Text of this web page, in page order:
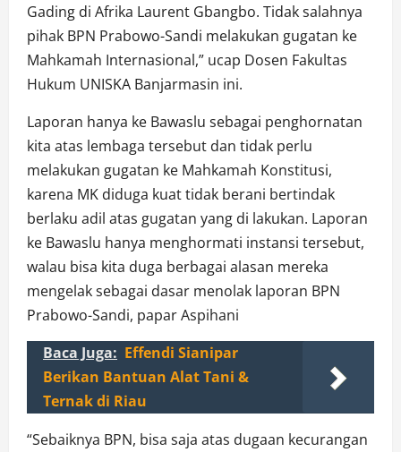
Gading di Afrika Laurent Gbangbo. Tidak salahnya
pihak BPN Prabowo-Sandi melakukan gugatan ke
Mahkamah Internasional,” ucap Dosen Fakultas
Hukum UNISKA Banjarmasin ini.
Laporan hanya ke Bawaslu sebagai penghornatan
kita atas lembaga tersebut dan tidak perlu
melakukan gugatan ke Mahkamah Konstitusi,
karena MK diduga kuat tidak berani bertindak
berlaku adil atas gugatan yang di lakukan. Laporan
ke Bawaslu hanya menghormati instansi tersebut,
walau bisa kita duga berbagai alasan mereka
mengelak sebagai dasar menolak laporan BPN
Prabowo-Sandi, papar Aspihani
Baca Juga: Effendi Sianipar
Berikan Bantuan Alat Tani &
Ternak di Riau
“Sebaiknya BPN, bisa saja atas dugaan kecurangan